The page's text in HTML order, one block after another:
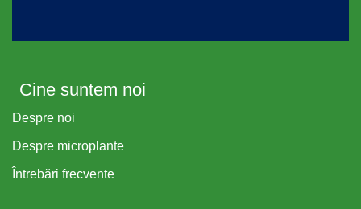
Cine suntem noi
Despre noi
Despre microplante
Întrebări frecvente